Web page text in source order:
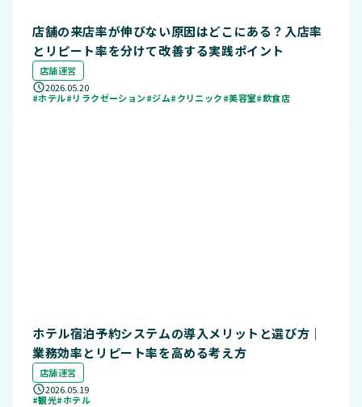
店舗の来店率が伸びない原因はどこにある？入店率
とリピート率を分けて改善する実践ポイント
店舗運営
2026.05.20
#ホテル#リラクゼーション#ジム#クリニック#美容室#飲食店
ホテル宿泊予約システムの導入メリットと選び方｜
業務効率とリピート率を高める考え方
店舗運営
2026.05.19
#観光#ホテル